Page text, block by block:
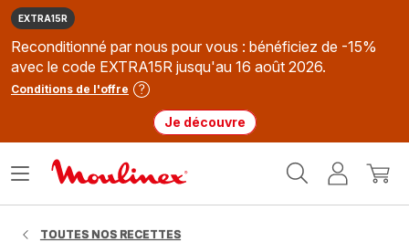
EXTRA15R
Reconditionné par nous pour vous : bénéficiez de -15%
avec le code EXTRA15R jusqu'au 16 août 2026.
Conditions de l'offre
Je découvre
MonMon
Ouvrir
TOUTES NOS RECETTES